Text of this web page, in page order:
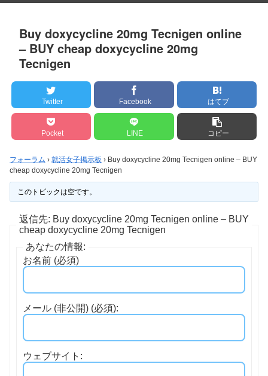
Buy doxycycline 20mg Tecnigen online
– BUY cheap doxycycline 20mg
Tecnigen
Twitter Facebook はてブ
Pocket LINE コピー
フォーラム › 就活女子掲示板 › Buy doxycycline 20mg Tecnigen online – BUY
cheap doxycycline 20mg Tecnigen
このトピックは空です。
返信先: Buy doxycycline 20mg Tecnigen online – BUY
cheap doxycycline 20mg Tecnigen
あなたの情報:
お名前 (必須)
メール (非公開) (必須):
ウェブサイト: